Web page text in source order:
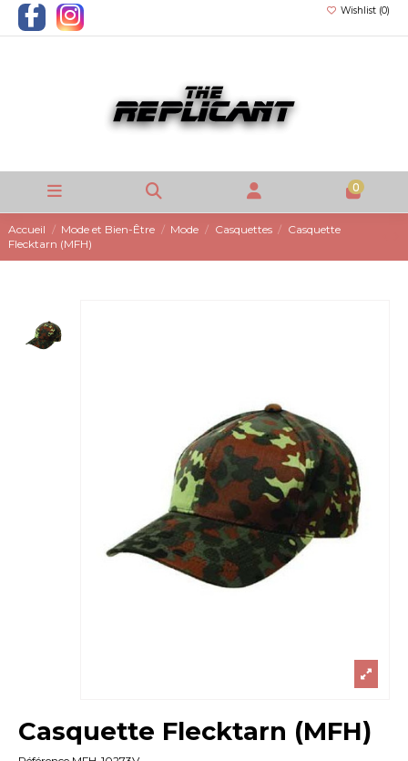
Wishlist (0)
0
Accueil Mode et Bien-Être Mode Casquettes
Casquette
Flecktarn (MFH)
Casquette Flecktarn (MFH)